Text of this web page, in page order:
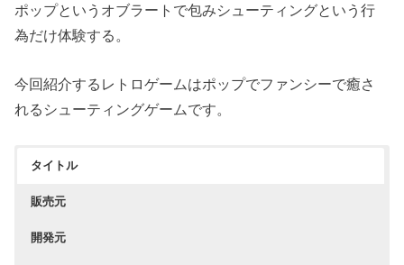
ポップというオブラートで包みシューティングという行
為だけ体験する。
今回紹介するレトロゲームはポップでファンシーで癒さ
れるシューティングゲームです。
タイトル
販売元
開発元